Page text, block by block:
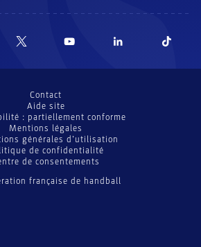
française de handball
Contact
Aide site
: partiellement conforme
Mentions légales
générales d’utilisation
de confidentialité
de consentements